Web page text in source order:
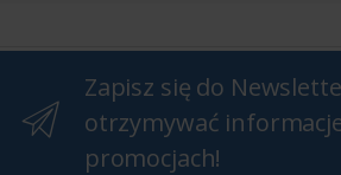
Zapisz się do
otrzymywać
promocjach!